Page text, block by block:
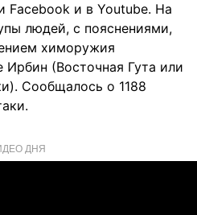
Facebook и в Youtube. На
людей, с пояснениями,
химоружия
(Восточная Гута или
Сообщалось о 1188
ДНЯ